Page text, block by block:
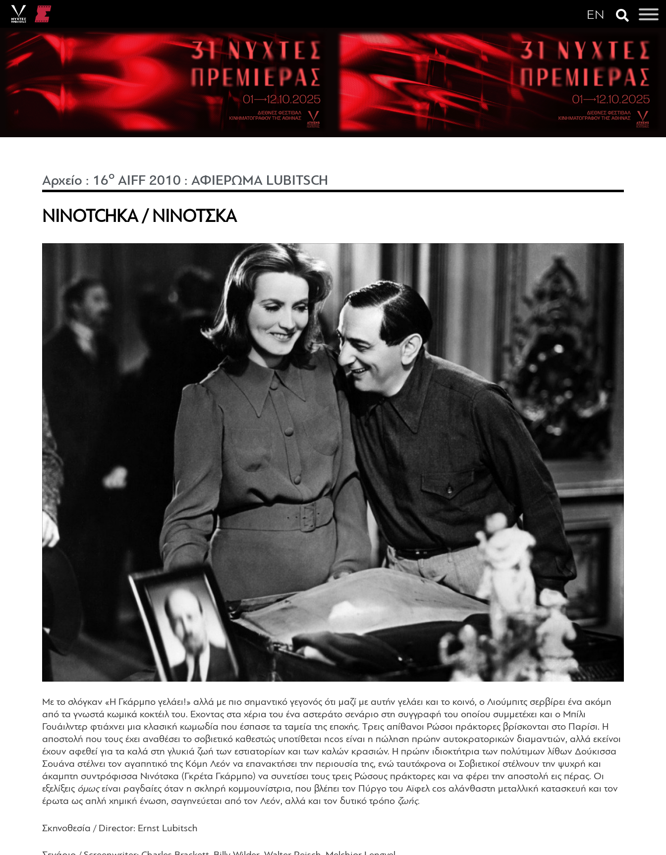
Αρχείο : 16o AIFF 2010 :ΑΦΙΕΡΩΜΑ LUBITSCH
NINOTCHKA / ΝΙΝΟΤΣΚΑ
Mε το σλόγκαν «H Γκάρμπο γελάει!» αλλά με πιο σημαντικό γεγονός ότι μαζί με αυτήν γελάει και το κοινό, ο Λιούμπιτς σερβίρει ένα ακόμη
από τα γνωστά κωμικά κοκτέιλ του. Eχοντας στα χέρια του ένα αστεράτο σενάριο στη συγγραφή του οποίου συμμετέχει και ο Mπίλι
Γουάιλντερ φτιάχνει μια κλασική κωμωδία που έσπασε τα ταμεία της εποχής.Tρεις απίθανοι Pώσοι πράκτορες βρίσκονται στο Παρίσι. H
αποστολή που τους έχει αναθέσει το σοβιετικό καθεστώς υποτίθεται ncos είναι η πώληση πρώην αυτοκρατορικών διαμαντιών, αλλά εκείνοι
έχουν αφεθεί για τα καλά στη γλυκιά ζωή των εστιατορίων και των καλών κρασιών. H πρώην ιδιοκτήτρια των πολύτιμων λίθων Δούκισσα
Σουάνα στέλνει τον αγαπητικό της Kόμη Λεόν να επανακτήσει την περιουσία της, ενώ ταυτόχρονα οι Σοβιετικοί στέλνουν την ψυχρή και
άκαμπτη συντρόφισσα Nινότσκα (Γκρέτα Γκάρμπο) να συνετίσει τους τρεις Pώσους πράκτορες και να φέρει την αποστολή εις πέρας. Oι
εξελίξεις όμωςείναι ραγδαίες όταν η σκληρή κομμουνίστρια, που βλέπει τον Πύργο του Aϊφελ cos αλάνθαστη μεταλλική κατασκευή και τον
έρωτα ως απλή χημική ένωση, σαγηνεύεται από τον Λεόν, αλλά και τον δυτικό τρόπο ζωής.
Σκηνοθεσία / Director: Ernst Lubitsch